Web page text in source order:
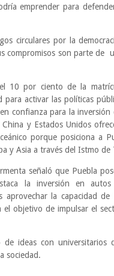
emprender para
circulares por la
compromisos son parte de
10 por ciento de la
activar las políticas
confianza para la inversión
y Estados Unidos
porque posiciona a
y Asia a través del Istmo de
señaló que Puebla
la inversión en
la capacidad de
el objetivo de impulsar el
de ideas con universitarios
sociedad.